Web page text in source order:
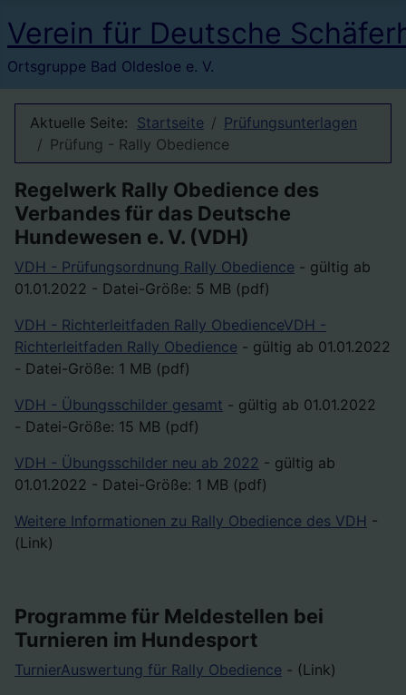
Verein für Deutsche
Ortsgruppe Bad Oldesloe e. V.
Aktuelle Seite: Startseite
Prüfungsunterlagen
Prüfung - Rally Obedience
Regelwerk Rally Obedience des
Verbandes für das Deutsche
Hundewesen e. V. (VDH)
VDH - Prüfungsordnung Rally Obedience - gültig ab
01.01.2022 - Datei-Größe: 5 MB (pdf)
VDH - Richterleitfaden Rally ObedienceVDH -
Richterleitfaden Rally Obedience - gültig ab 01.01.2022
- Datei-Größe: 1 MB (pdf)
VDH - Übungsschilder gesamt - gültig ab 01.01.2022
- Datei-Größe: 15 MB (pdf)
VDH - Übungsschilder neu ab 2022 - gültig ab
01.01.2022 - Datei-Größe: 1 MB (pdf)
Weitere Informationen zu Rally Obedience des VDH -
(Link)
Programme für Meldestellen bei
Turnieren im Hundesport
TurnierAuswertung für Rally Obedience - (Link)